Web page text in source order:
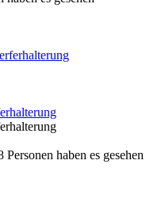
Personen haben es gesehen